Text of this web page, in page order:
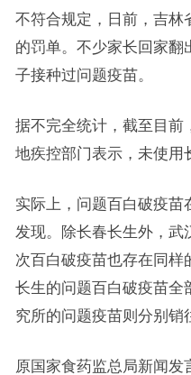
不符合规定，日前，吉林
的罚单。不少家长回家翻
子接种过问题疫苗。
据不完全统计，截至目前
地疾控部门表示，未使用
实际上，问题百白破疫苗
发现。除长春长生外，武
次百白破疫苗也存在同样
长生的问题百白破疫苗全
究所的问题疫苗则分别销
原国家食药监总局新闻发